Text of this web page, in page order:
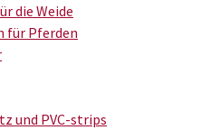
die Weide
für Pferden
und PVC-strips